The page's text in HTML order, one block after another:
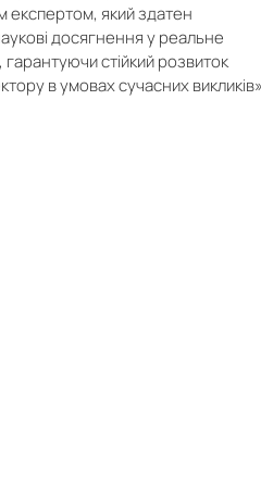
експертом, який здатен
досягнення у реальне
стійкий розвиток
в умовах сучасних